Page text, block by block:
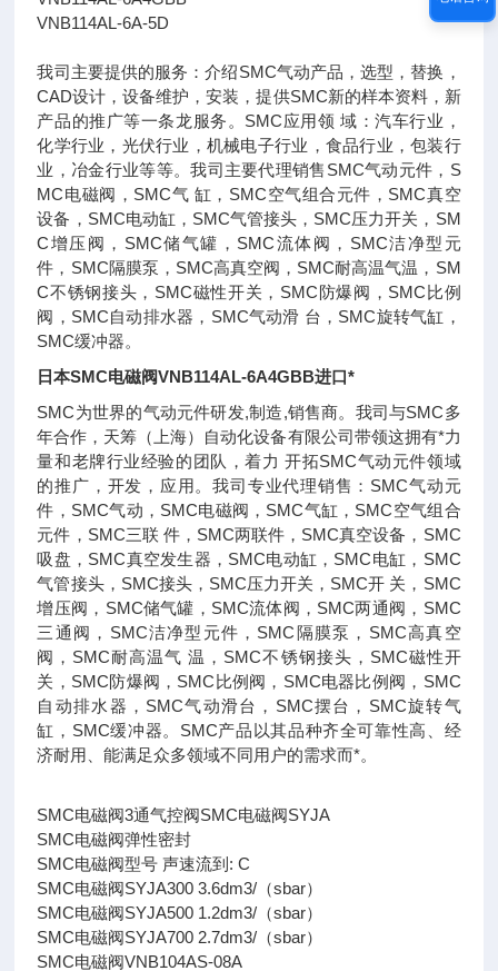
VNB114AL-6A-5D
我司主要提供的服务：介绍SMC气动产品，选型，替换，
CAD设计，设备维护，安装，提供SMC新的样本资料，新
产品的推广等一条龙服务。SMC应用领 域：汽车行业，
化学行业，光伏行业，机械电子行业，食品行业，包装行
业，冶金行业等等。我司主要代理销售SMC气动元件，S
MC电磁阀，SMC气 缸，SMC空气组合元件，SMC真空
设备，SMC电动缸，SMC气管接头，SMC压力开关，SM
C增压阀，SMC储气罐，SMC流体阀，SMC洁净型元
件，SMC隔膜泵，SMC高真空阀，SMC耐高温气温，SM
C不锈钢接头，SMC磁性开关，SMC防爆阀，SMC比例
阀，SMC自动排水器，SMC气动滑 台，SMC旋转气缸，
SMC缓冲器。
日本SMC电磁阀VNB114AL-6A4GBB进口*
SMC为世界的气动元件研发,制造,销售商。我司与SMC多
年合作，天筹（上海）自动化设备有限公司带领这拥有*力
量和老牌行业经验的团队，着力 开拓SMC气动元件领域
的推广，开发，应用。我司专业代理销售：SMC气动元
件，SMC气动，SMC电磁阀，SMC气缸，SMC空气组合
元件，SMC三联 件，SMC两联件，SMC真空设备，SMC
吸盘，SMC真空发生器，SMC电动缸，SMC电缸，SMC
气管接头，SMC接头，SMC压力开关，SMC开 关，SMC
增压阀，SMC储气罐，SMC流体阀，SMC两通阀，SMC
三通阀，SMC洁净型元件，SMC隔膜泵，SMC高真空
阀，SMC耐高温气 温，SMC不锈钢接头，SMC磁性开
关，SMC防爆阀，SMC比例阀，SMC电器比例阀，SMC
自动排水器，SMC气动滑台，SMC摆台，SMC旋转气
缸，SMC缓冲器。SMC产品以其品种齐全可靠性高、经
济耐用、能满足众多领域不同用户的需求而*。
SMC电磁阀3通气控阀SMC电磁阀SYJA
SMC电磁阀弹性密封
SMC电磁阀型号 声速流到: C
SMC电磁阀SYJA300 3.6dm3/（sbar）
SMC电磁阀SYJA500 1.2dm3/（sbar）
SMC电磁阀SYJA700 2.7dm3/（sbar）
SMC电磁阀VNB104AS-08A